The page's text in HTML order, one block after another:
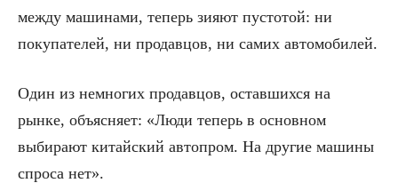
между машинами, теперь зияют пустотой: ни
покупателей, ни продавцов, ни самих автомобилей.
Один из немногих продавцов, оставшихся на
рынке, объясняет: «Люди теперь в основном
выбирают китайский автопром. На другие машины
спроса нет».